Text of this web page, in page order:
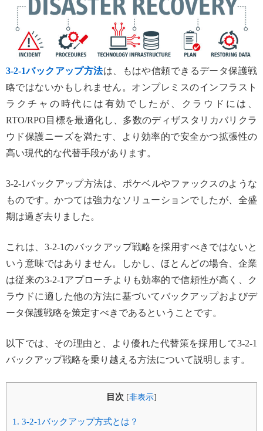
3-2-1バックアップ方法は、もはや信頼できるデータ保護戦
略ではないかもしれません。オンプレミスのインフラスト
ラクチャの時代には有効でしたが、クラウドには、
RTO/RPO目標を最適化し、多数のディザスタリカバリクラ
ウド保護ニーズを満たす、より効率的で安全かつ拡張性の
高い現代的な代替手段があります。
3-2-1バックアップ方法は、ポケベルやファックスのような
ものです。かつては強力なソリューションでしたが、全盛
期は過ぎ去りました。
これは、3-2-1のバックアップ戦略を採用すべきではないと
いう意味ではありません。しかし、ほとんどの場合、企業
は従来の3-2-1アプローチよりも効率的で信頼性が高く、ク
ラウドに適した他の方法に基づいてバックアップおよびデ
ータ保護戦略を策定すべきであるということです。
以下では、その理由と、より優れた代替策を採用して3-2-1
バックアップ戦略を乗り越える方法について説明します。
目次 [非表示]
1. 3-2-1バックアップ方式とは？